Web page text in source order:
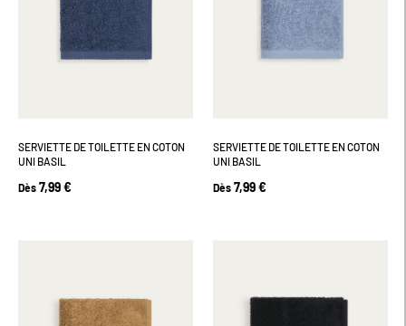
SERVIETTE DE TOILETTE EN COTON
UNI BASIL
Dès 7,99 €
SERVIETTE DE TOILETTE EN COTON
UNI BASIL
Dès 7,99 €